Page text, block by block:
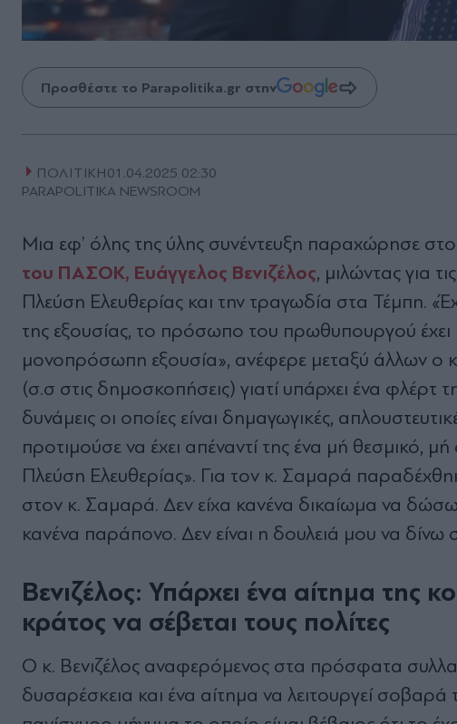
Προσθέστε το Parapolitika.gr στην
ΠΟΛΙΤΙΚΗ01.04.2025 02:30
PARAPOLITIKA NEWSROOM
Μια εφ’ όλης της ύλης συνέντευξη παραχώρησε στο
του ΠΑΣΟΚ, Ευάγγελος Βενιζέλος, μιλώντας για
Πλεύση Ελευθερίας και την τραγωδία στα Τέμπη.
της εξουσίας, το πρόσωπο του πρωθυπουργού έχει
μονοπρόσωπη εξουσία», ανέφερε μεταξύ άλλων ο
(σ.σ στις δημοσκοπήσεις) γιατί υπάρχει ένα φλέρτ
δυνάμεις οι οποίες είναι δημαγωγικές,
προτιμούσε να έχει απέναντί της ένα μή θεσμικό,
Πλεύση Ελευθερίας». Για τον κ. Σαμαρά
στον κ. Σαμαρά. Δεν είχα κανένα δικαίωμα να
κανένα παράπονο. Δεν είναι η δουλειά μου να
Βενιζέλος: Υπάρχει ένα αίτημα της
κράτος να σέβεται τους πολίτες
Ο κ. Βενιζέλος αναφερόμενος στα πρόσφατα
δυσαρέσκεια και ένα αίτημα να λειτουργεί σοβαρά